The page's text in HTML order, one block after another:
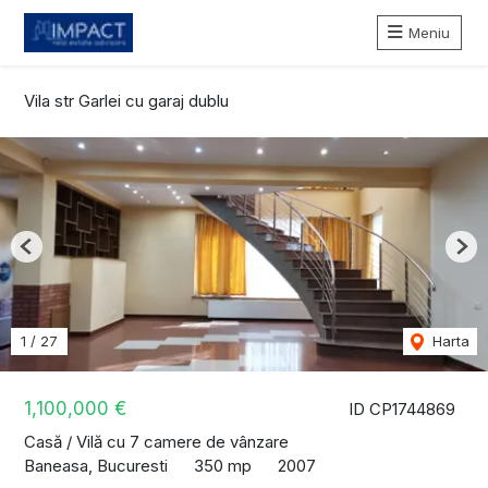
Meniu
Vila str Garlei cu garaj dublu
ID CP1744869
1,100,000 €
Casă / Vilă cu 7 camere de vânzare
Baneasa, Bucuresti
350 mp 2007
1 / 27 Harta
Previous